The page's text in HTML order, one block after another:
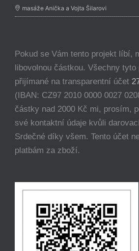
masáže Anička a Vojta Šilarovi
Pokud se Vám tento projekt líbí,
libovolnou částkou. Všechny
přijímané na transparentní účet
(IBAN: CZ97 2010 0000 0027
částky nad 2000 Kč mi, prosím,
své kontaktní údaje kvůli
Srdečné díky všem. Tento účet
platbám za zboží.